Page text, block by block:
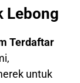
Lebong
Terdaftar
untuk